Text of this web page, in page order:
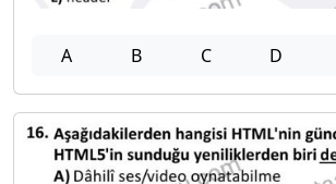
A B C D